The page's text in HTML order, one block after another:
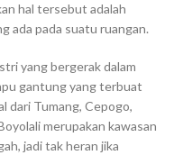
hal tersebut adalah
ada pada suatu ruangan.
yang bergerak dalam
gantung yang terbuat
dari Tumang, Cepogo,
merupakan kawasan
jadi tak heran jika